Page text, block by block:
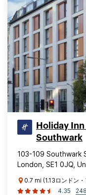
Holiday
Southwark
103-109 Southwark
London, SE1 0JQ,
0.7 mi (1.13ロンドン
4.35